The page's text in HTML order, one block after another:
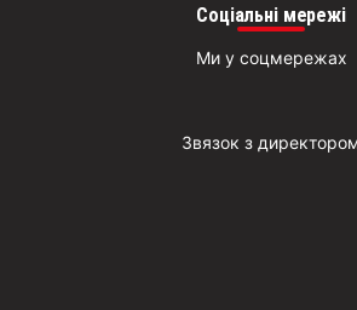
Соціальні мережі
Ми у соцмережах
Звязок з